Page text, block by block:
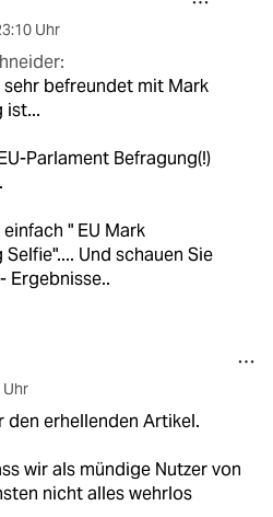
Uhr
sehr befreundet mit Mark
ist...
Parlament Befragung(!)
" EU Mark
Und schauen Sie
Ergebnisse..
Uhr
den erhellenden Artikel.
wir als mündige Nutzer von
nicht alles wehrlos